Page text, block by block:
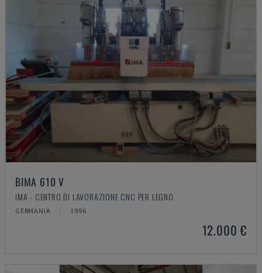
BIMA 610 V
IMA - CENTRO DI LAVORAZIONE CNC PER LEGNO
GERMANIA 1996
12.000 €